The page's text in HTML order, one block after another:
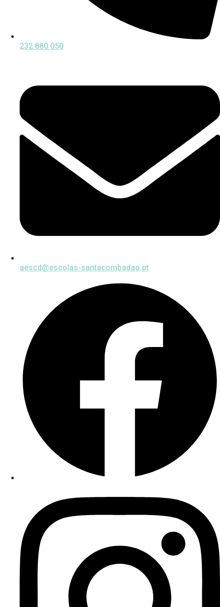
232 880 050
aescd@escolas-santacombadao.pt